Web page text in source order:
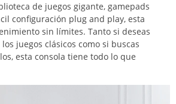
de juegos gigante, gamepads
configuración plug and play, esta
sin límites. Tanto si deseas
juegos clásicos como si buscas
esta consola tiene todo lo que